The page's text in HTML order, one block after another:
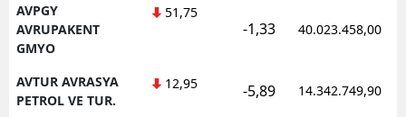
AVPGY
AVRUPAKENT
GMYO
51,75
-1,33 40.023.458,00
AVTUR AVRASYA
PETROL VE TUR.
12,95 -5,89 14.342.749,90